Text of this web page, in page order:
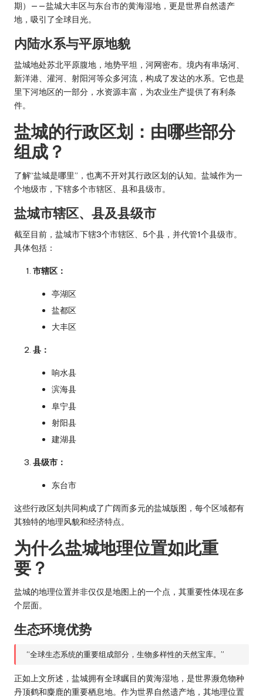
期）——盐城大丰区与东台市的黄海湿地，更是世界自然遗产
地，吸引了全球目光。
内陆水系与平原地貌
盐城地处苏北平原腹地，地势平坦，河网密布。境内有串场河、
新洋港、灌河、射阳河等众多河流，构成了发达的水系。它也是
里下河地区的一部分，水资源丰富，为农业生产提供了有利条
件。
盐城的行政区划：由哪些部分
组成？
了解“盐城是哪里”，也离不开对其行政区划的认知。盐城作为一
个地级市，下辖多个市辖区、县和县级市。
盐城市辖区、县及县级市
截至目前，盐城市下辖3个市辖区、5个县，并代管1个县级市。
具体包括：
市辖区：
亭湖区
盐都区
大丰区
县：
响水县
滨海县
阜宁县
射阳县
建湖县
县级市：
东台市
这些行政区划共同构成了广阔而多元的盐城版图，每个区域都有
其独特的地理风貌和经济特点。
为什么盐城地理位置如此重
要？
盐城的地理位置并非仅仅是地图上的一个点，其重要性体现在多
个层面。
生态环境优势
“全球生态系统的重要组成部分，生物多样性的天然宝库。”
正如上文所述，盐城拥有全球瞩目的黄海湿地，是世界濒危物种
丹顶鹤和麋鹿的重要栖息地。作为世界自然遗产地，其地理位置